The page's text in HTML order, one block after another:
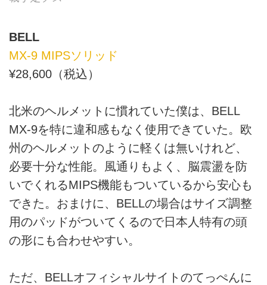
BELL
MX-9 MIPSソリッド
¥28,600（税込）
北米のヘルメットに慣れていた僕は、BELL
MX-9を特に違和感もなく使用できていた。欧
州のヘルメットのように軽くは無いけれど、
必要十分な性能。風通りもよく、脳震盪を防
いでくれるMIPS機能もついているから安心も
できた。おまけに、BELLの場合はサイズ調整
用のパッドがついてくるので日本人特有の頭
の形にも合わせやすい。
ただ、BELLオフィシャルサイトのてっぺんに